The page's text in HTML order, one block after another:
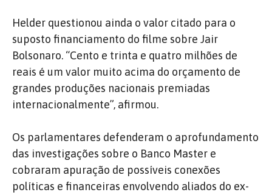
Helder questionou ainda o valor citado para o
suposto financiamento do filme sobre Jair
Bolsonaro. “Cento e trinta e quatro milhões de
reais é um valor muito acima do orçamento de
grandes produções nacionais premiadas
internacionalmente”, afirmou.
Os parlamentares defenderam o aprofundamento
das investigações sobre o Banco Master e
cobraram apuração de possíveis conexões
políticas e financeiras envolvendo aliados do ex-